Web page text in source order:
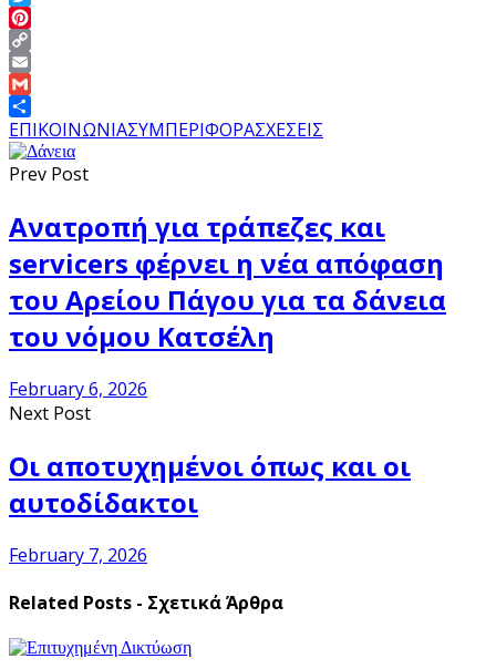
Twitter
Pinterest
Copy
Link
Email
Gmail
Share
ΕΠΙΚΟΙΝΩΝΙΑΣΥΜΠΕΡΙΦΟΡΑΣΧΕΣΕΙΣ
Prev Post
Ανατροπή για τράπεζες και
servicers φέρνει η νέα απόφαση
του Αρείου Πάγου για τα δάνεια
του νόμου Κατσέλη
February 6, 2026
Next Post
Οι αποτυχημένοι όπως και οι
αυτοδίδακτοι
February 7, 2026
Related Posts - Σχετικά Άρθρα